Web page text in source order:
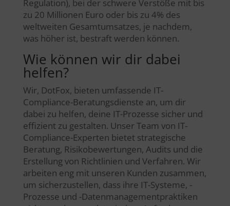
Regulation), bei der schwere Verstöße mit bis
zu 20 Millionen Euro oder bis zu 4% des
weltweiten Gesamtumsatzes, je nachdem,
was höher ist, bestraft werden können.
Wie können wir dir dabei
helfen?
Wir, DotFox, bieten umfassende IT-
Compliance-Beratungsdienste an, um dir
dabei zu helfen, deine IT-Prozesse sicher und
effizient zu gestalten. Unser Team von IT-
Compliance-Experten bietet strategische
Beratung, Risikobewertungen, Audits und die
Erstellung von Richtlinien und Verfahren. Wir
arbeiten eng mit unseren Kunden zusammen,
um sicherzustellen, dass ihre IT-Systeme, -
Prozesse und -Datenmanagementpraktiken